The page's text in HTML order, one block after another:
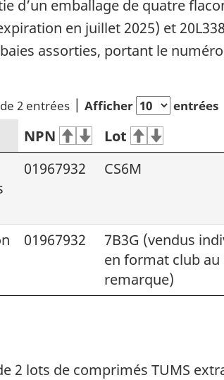
d’un emballage de quatre
en juillet 2025) et
assorties, portant le
2 entrées Afficher entrées
NPN Lot
01967932 CS6M
01967932
7B3G (vendus
en format club au
remarque)
2 lots de comprimés TUMS